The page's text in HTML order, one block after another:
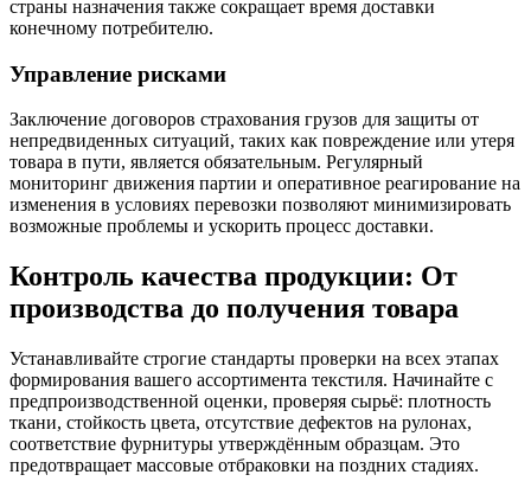
страны назначения также сокращает время доставки
конечному потребителю.
Управление рисками
Заключение договоров страхования грузов для защиты от
непредвиденных ситуаций, таких как повреждение или утеря
товара в пути, является обязательным. Регулярный
мониторинг движения партии и оперативное реагирование на
изменения в условиях перевозки позволяют минимизировать
возможные проблемы и ускорить процесс доставки.
Контроль качества продукции: От
производства до получения товара
Устанавливайте строгие стандарты проверки на всех этапах
формирования вашего ассортимента текстиля. Начинайте с
предпроизводственной оценки, проверяя сырьё: плотность
ткани, стойкость цвета, отсутствие дефектов на рулонах,
соответствие фурнитуры утверждённым образцам. Это
предотвращает массовые отбраковки на поздних стадиях.